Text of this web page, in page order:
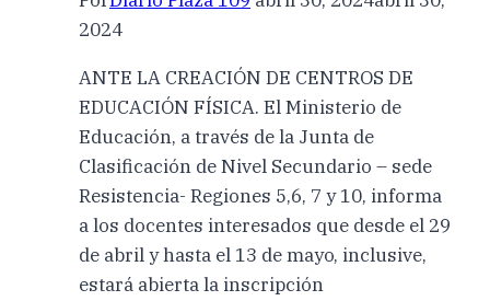
2024
ANTE LA CREACIÓN DE CENTROS DE
EDUCACIÓN FÍSICA. El Ministerio de
Educación, a través de la Junta de
Clasificación de Nivel Secundario – sede
Resistencia- Regiones 5,6, 7 y 10, informa
a los docentes interesados que desde el 29
de abril y hasta el 13 de mayo, inclusive,
estará abierta la inscripción